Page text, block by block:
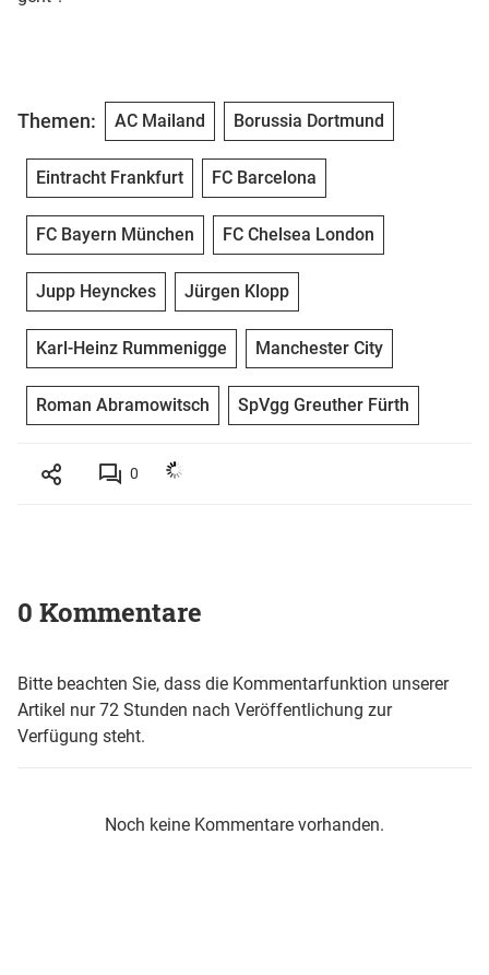
Themen: AC Mailand Borussia Dortmund
Eintracht Frankfurt FC Barcelona
FC Bayern München FC Chelsea London
Jupp Heynckes Jürgen Klopp
Karl-Heinz Rummenigge Manchester City
Roman Abramowitsch SpVgg Greuther Fürth
0
0 Kommentare
Bitte beachten Sie, dass die Kommentarfunktion unserer
Artikel nur 72 Stunden nach Veröffentlichung zur
Verfügung steht.
Noch keine Kommentare vorhanden.